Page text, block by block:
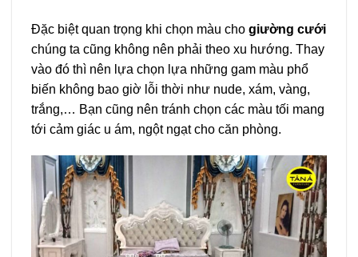
Đặc biệt quan trọng khi chọn màu cho giường cưới
chúng ta cũng không nên phải theo xu hướng. Thay
vào đó thì nên lựa chọn lựa những gam màu phổ
biến không bao giờ lỗi thời như nude, xám, vàng,
trắng,… Bạn cũng nên tránh chọn các màu tối mang
tới cảm giác u ám, ngột ngạt cho căn phòng.